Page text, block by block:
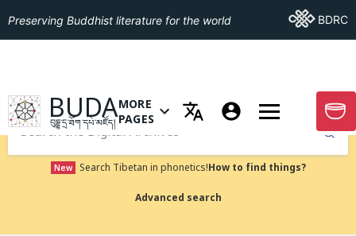
Preserving Buddhist literature for the world Go ToBDRC
GO TO HOMEPAGE
BUDA
བུདྡྷ་དྲ་ཐོག་དཔེ་མཛོད།
OPEN MENU OF MORE PAGES
MORE
PAGES
GO
Submit
New Search Tibetan in phonetics!How to find things?
Advanced search